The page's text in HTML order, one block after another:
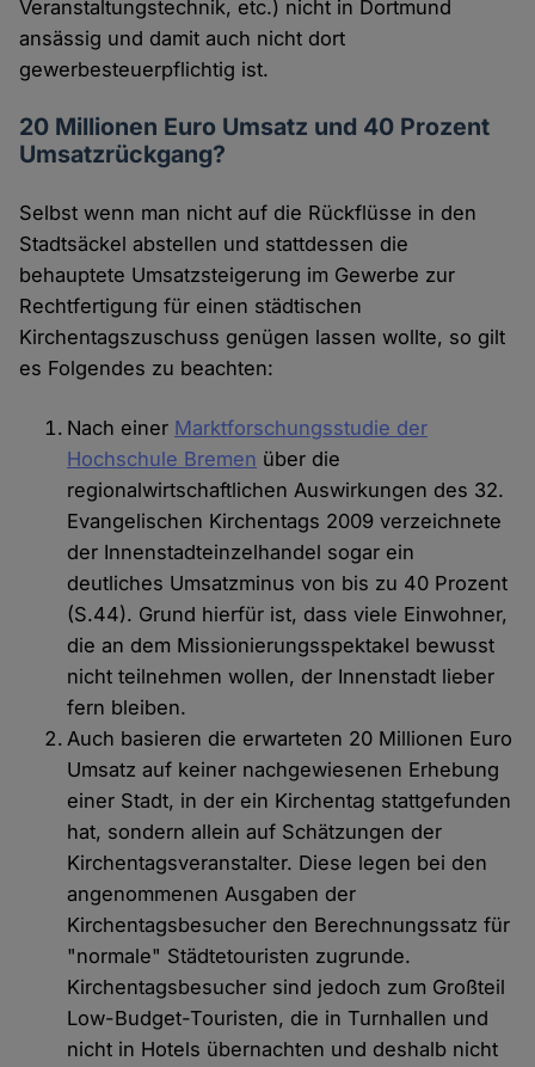
Veranstaltungstechnik, etc.) nicht in Dortmund
ansässig und damit auch nicht dort
gewerbesteuerpflichtig ist.
20 Millionen Euro Umsatz und 40 Prozent
Umsatzrückgang?
Selbst wenn man nicht auf die Rückflüsse in den
Stadtsäckel abstellen und stattdessen die
behauptete Umsatzsteigerung im Gewerbe zur
Rechtfertigung für einen städtischen
Kirchentagszuschuss genügen lassen wollte, so gilt
es Folgendes zu beachten:
Nach einer Marktforschungsstudie der
Hochschule Bremen über die
regionalwirtschaftlichen Auswirkungen des 32.
Evangelischen Kirchentags 2009 verzeichnete
der Innenstadteinzelhandel sogar ein
deutliches Umsatzminus von bis zu 40 Prozent
(S.44). Grund hierfür ist, dass viele Einwohner,
die an dem Missionierungsspektakel bewusst
nicht teilnehmen wollen, der Innenstadt lieber
fern bleiben.
Auch basieren die erwarteten 20 Millionen Euro
Umsatz auf keiner nachgewiesenen Erhebung
einer Stadt, in der ein Kirchentag stattgefunden
hat, sondern allein auf Schätzungen der
Kirchentagsveranstalter. Diese legen bei den
angenommenen Ausgaben der
Kirchentagsbesucher den Berechnungssatz für
"normale" Städtetouristen zugrunde.
Kirchentagsbesucher sind jedoch zum Großteil
Low-Budget-Touristen, die in Turnhallen und
nicht in Hotels übernachten und deshalb nicht